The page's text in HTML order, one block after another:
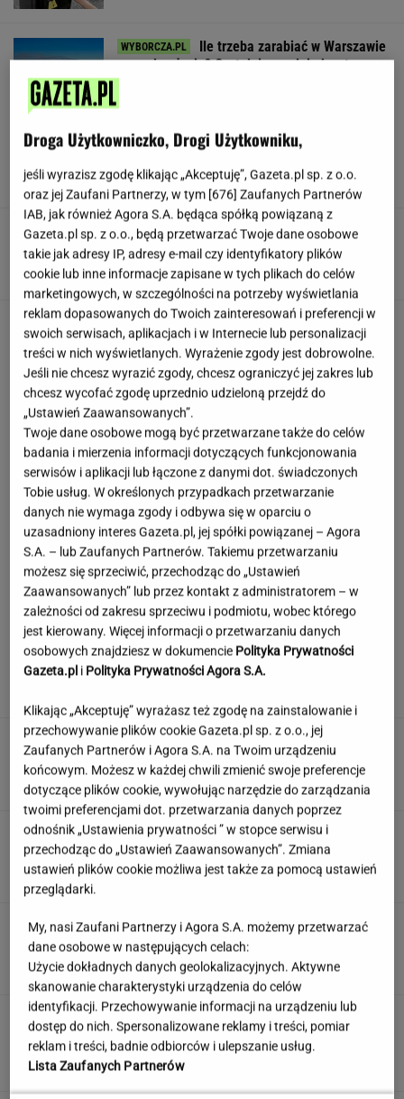
Ile trzeba zarabiać w Warszawie
na godne życie? Czytelnicy podają kwoty
Czarnecki zawieszony w PiS. "Zrobi
wszystko, żeby wrócić do Brukseli"
SUBSKRYPCJA
Wojsko płaci ochotnikom 6 tys. zł. Ogromne
zainteresowanie programem
Szokujące nagranie z Tatr. "Rodzice, którzy
zwariowali"
Atak hakerski na ZUS. Poważna awaria strony
i systemu PUE
Poniedziałkowy quiz wiedzy ogólnej dla
omnibusów. Mało kto pochwali się wynikiem
12/12
Wyjeżdżasz za granicę? Te rozwiązania mogą
oszczędzić sporo czasu i nerwów
MATERIAŁ PROMOCYJNY
Influencerzy promowali piramidy finansowe.
UOKiK bezlitosny. Ponad 400 tys. zł kar
DANIEL MAIKOWSKI
Droga Użytkowniczko, Drogi Użytkowniku,
jeśli wyrazisz zgodę klikając „Akceptuję”, Gazeta.pl sp. z o.o.
oraz jej Zaufani Partnerzy, w tym [676] Zaufanych Partnerów
IAB, jak również Agora S.A. będąca spółką powiązaną z
Gazeta.pl sp. z o.o., będą przetwarzać Twoje dane osobowe
takie jak adresy IP, adresy e-mail czy identyfikatory plików
cookie lub inne informacje zapisane w tych plikach do celów
marketingowych, w szczególności na potrzeby wyświetlania
reklam dopasowanych do Twoich zainteresowań i preferencji w
swoich serwisach, aplikacjach i w Internecie lub personalizacji
treści w nich wyświetlanych. Wyrażenie zgody jest dobrowolne.
Jeśli nie chcesz wyrazić zgody, chcesz ograniczyć jej zakres lub
chcesz wycofać zgodę uprzednio udzieloną przejdź do
„Ustawień Zaawansowanych”.
Twoje dane osobowe mogą być przetwarzane także do celów
badania i mierzenia informacji dotyczących funkcjonowania
serwisów i aplikacji lub łączone z danymi dot. świadczonych
Tobie usług. W określonych przypadkach przetwarzanie
danych nie wymaga zgody i odbywa się w oparciu o
uzasadniony interes Gazeta.pl, jej spółki powiązanej – Agora
S.A. – lub Zaufanych Partnerów. Takiemu przetwarzaniu
możesz się sprzeciwić, przechodząc do „Ustawień
Zaawansowanych” lub przez kontakt z administratorem – w
zależności od zakresu sprzeciwu i podmiotu, wobec którego
jest kierowany. Więcej informacji o przetwarzaniu danych
osobowych znajdziesz w dokumencie Polityka Prywatności
Gazeta.pl i Polityka Prywatności Agora S.A.
Klikając „Akceptuję” wyrażasz też zgodę na zainstalowanie i
przechowywanie plików cookie Gazeta.pl sp. z o.o., jej
Zaufanych Partnerów i Agora S.A. na Twoim urządzeniu
końcowym. Możesz w każdej chwili zmienić swoje preferencje
dotyczące plików cookie, wywołując narzędzie do zarządzania
twoimi preferencjami dot. przetwarzania danych poprzez
odnośnik „Ustawienia prywatności ” w stopce serwisu i
przechodząc do „Ustawień Zaawansowanych”. Zmiana
ustawień plików cookie możliwa jest także za pomocą ustawień
przeglądarki.
My, nasi Zaufani Partnerzy i Agora S.A. możemy przetwarzać
dane osobowe w następujących celach:
Użycie dokładnych danych geolokalizacyjnych. Aktywne
skanowanie charakterystyki urządzenia do celów
identyfikacji. Przechowywanie informacji na urządzeniu lub
dostęp do nich. Spersonalizowane reklamy i treści, pomiar
reklam i treści, badnie odbiorców i ulepszanie usług.
Lista Zaufanych Partnerów